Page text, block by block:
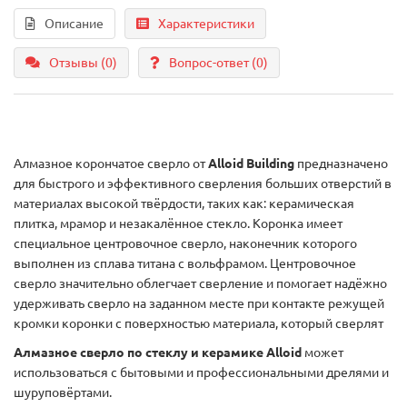
Описание Характеристики
Отзывы (0) Вопрос-ответ(0)
Алмазное корончатое сверло отAlloid Building предназначено
для быстрого и эффективного сверления больших отверстий в
материалах высокой твёрдости, таких как: керамическая
плитка, мрамор и незакалённое стекло. Коронка имеет
специальное центровочное сверло, наконечник которого
выполнен из сплава титана с вольфрамом. Центровочное
сверло значительно облегчает сверление и помогает надёжно
удерживать сверло на заданном месте при контакте режущей
кромки коронки с поверхностью материала, который сверлят
Алмазное сверло по стеклу и керамике Alloid может
использоваться с бытовыми и профессиональными дрелями и
шуруповёртами.